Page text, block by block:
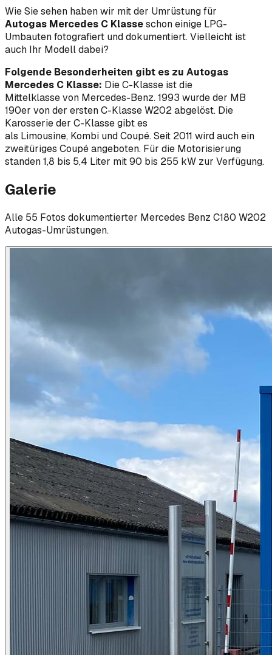
Wie Sie sehen haben wir mit der Umrüstung für
Autogas Mercedes C Klasseschon einige LPG-
Umbauten fotografiert und dokumentiert. Vielleicht ist
auch Ihr Modell dabei?
Folgende Besonderheiten gibt es zu Autogas
Mercedes C Klasse: Die C-Klasse ist die
Mittelklasse von Mercedes-Benz. 1993 wurde der MB
190er von der ersten C-Klasse W202 abgelöst. Die
Karosserie der C-Klasse gibt es
als Limousine, Kombi und Coupé. Seit 2011 wird auch ein
zweitüriges Coupé angeboten. Für die Motorisierung
standen 1,8 bis 5,4 Liter mit 90 bis 255 kW zur Verfügung.
Galerie
Alle 55 Fotos dokumentierter Mercedes Benz C180 W202
Autogas-Umrüstungen.